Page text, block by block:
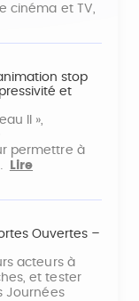
cinéma et TV,
stop
et
II »,
permettre à
Lire
Ouvertes –
acteurs à
et tester
Journées